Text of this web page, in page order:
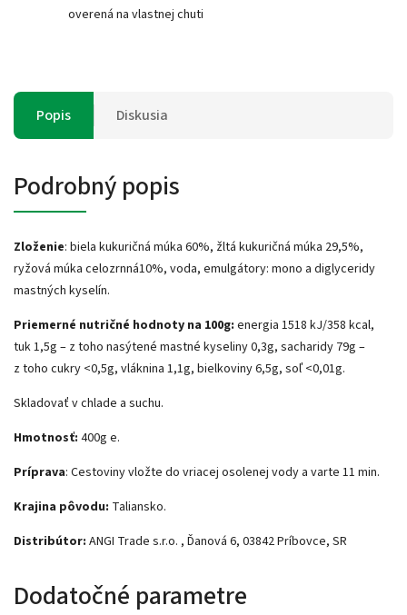
overená na vlastnej chuti
Popis Diskusia
Podrobný popis
Zloženie: biela kukuričná múka 60%, žltá kukuričná múka 29,5%,
ryžová múka celozrnná10%, voda, emulgátory: mono a diglyceridy
mastných kyselín.
Priemerné nutričné hodnoty na 100g: energia 1518 kJ/358 kcal,
tuk 1,5g – z toho nasýtené mastné kyseliny 0,3g, sacharidy 79g –
z toho cukry <0,5g, vláknina 1,1g, bielkoviny 6,5g, soľ <0,01g.
Skladovať v chlade a suchu.
Hmotnosť: 400g e.
Príprava: Cestoviny vložte do vriacej osolenej vody a varte 11 min.
Krajina pôvodu: Taliansko.
Distribútor: ANGI Trade s.r.o. , Ďanová 6, 03842 Príbovce, SR
Dodatočné parametre